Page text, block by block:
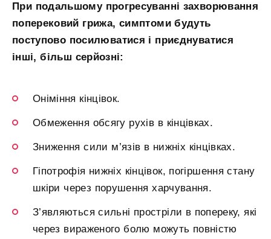
При подальшому прогресуванні захворювання
поперековий грижа, симптоми будуть
поступово посилюватися і приєднуватися
інші, більш серйозні:
Оніміння кінцівок.
Обмеження обсягу рухів в кінцівках.
Зниження сили м’язів в нижніх кінцівках.
Гіпотрофія нижніх кінцівок, погіршення стану
шкіри через порушення харчування.
З’являються сильні простріли в попереку, які
через вираженого болю можуть повністю